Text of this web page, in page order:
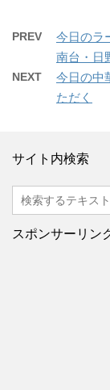
PREV
今日のラ
南台・日
NEXT
今日の中
ただく
サイト内検索
スポンサーリン